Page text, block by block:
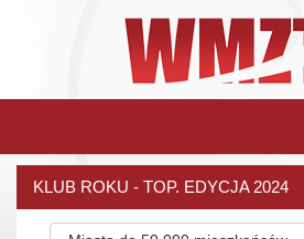
KLUB ROKU - TOP. EDYCJA 2024